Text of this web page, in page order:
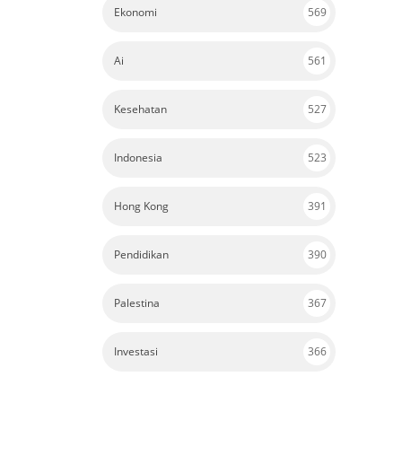
Ekonomi 569
Ai 561
Kesehatan 527
Indonesia 523
Hong Kong 391
Pendidikan 390
Palestina 367
Investasi 366